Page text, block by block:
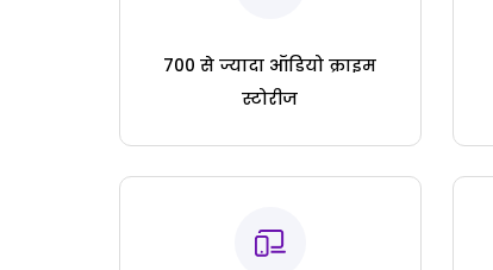
700 से ज्यादा ऑडियो क्राइम
स्टोरीज